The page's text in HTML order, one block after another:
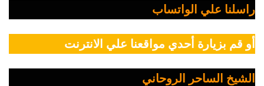
راسلنا علي الواتساب
أو قم بزيارة أحدي مواقعنا علي الانترنت
الشيخ الساحر الروحاني